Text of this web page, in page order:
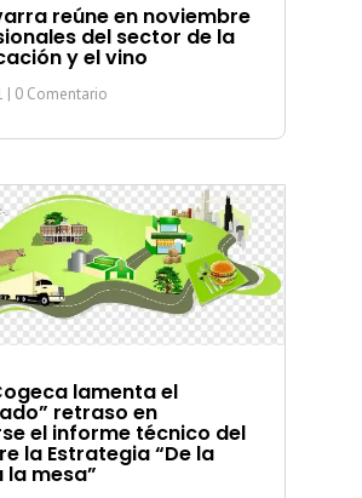
reúne en noviembre
del sector de la
y el vino
| 0 Comentario
lamenta el
retraso en
el informe técnico del
la Estrategia “De la
la mesa”